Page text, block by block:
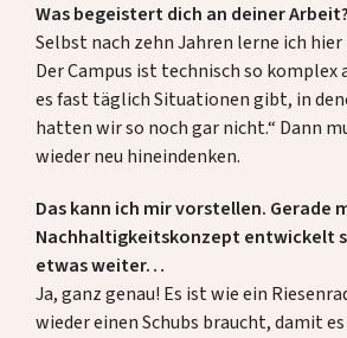
Was begeistert dich an deiner Arbeit?
Selbst nach zehn Jahren lerne ich
Der Campus ist technisch so
es fast täglich Situationen gibt, in
hatten wir so noch gar nicht.“ Dann
wieder neu hineindenken.
Das kann ich mir vorstellen. Gerade
Nachhaltigkeitskonzept entwickelt
etwas weiter…
Ja, ganz genau! Es ist wie ein
wieder einen Schubs braucht, damit